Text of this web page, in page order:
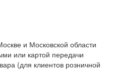
и Московской области
или картой передачи
(для клиентов розничной